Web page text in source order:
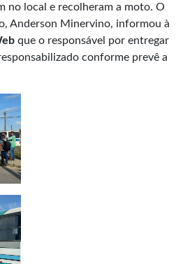
no local e recolheram a moto. O
Anderson Minervino, informou à
que o responsável por entregar
conforme prevê a